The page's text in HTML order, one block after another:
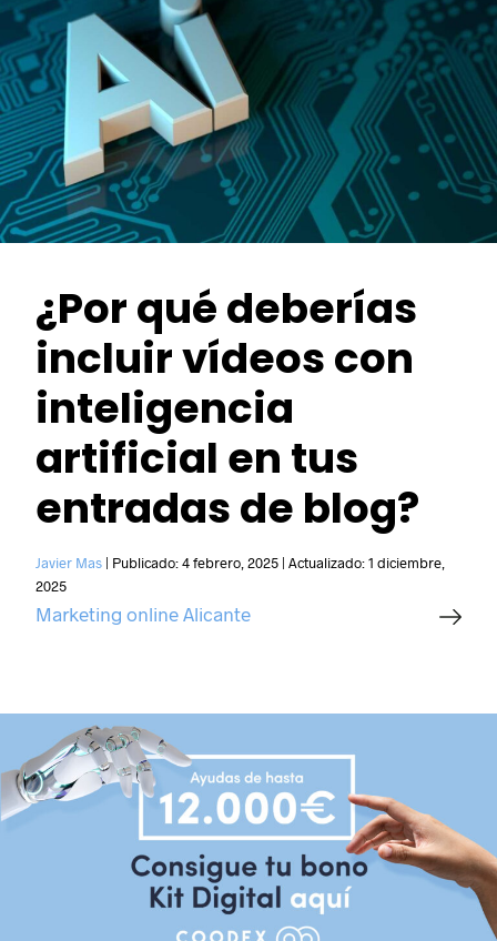
¿Por qué deberías
incluir vídeos con
inteligencia
artificial en tus
entradas de blog?
Javier Mas | Publicado:4 febrero, 2025 |Actualizado:1 diciembre,
2025
Marketing online Alicante